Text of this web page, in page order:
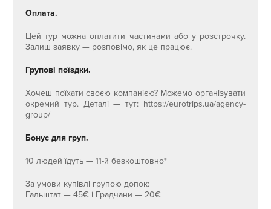
Оплата.
Цей тур можна оплатити частинами або у розстрочку.
Залиш заявку — розповімо, як це працює.
Групові поїздки.
Хочеш поїхати своєю компанією? Можемо організувати
окремий тур. Деталі — тут: https://eurotrips.ua/agency-
group/
Бонус для груп.
10 людей їдуть — 11-й безкоштовно*
За умови купівлі групою допок:
Гальштат — 45€ і Градчани — 20€